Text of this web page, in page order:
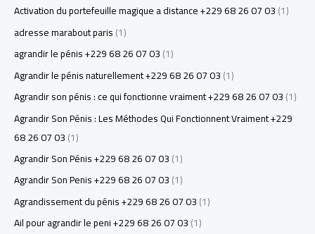
Activation du portefeuille magique a distance +229 68 26 07 03(1)
adresse marabout paris(1)
agrandir le pénis +229 68 26 07 03(1)
Agrandir le pénis naturellement +229 68 26 07 03(1)
Agrandir son pénis : ce qui fonctionne vraiment +229 68 26 07 03(1)
Agrandir Son Pénis : Les Méthodes Qui Fonctionnent Vraiment +229
68 26 07 03(1)
Agrandir Son Pénis +229 68 26 07 03(1)
Agrandir Son Penis +229 68 26 07 03(1)
Agrandissement du pénis +229 68 26 07 03(1)
Ail pour agrandir le peni +229 68 26 07 03(1)